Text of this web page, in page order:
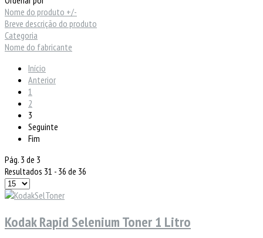
Nome do produto +/-
Breve descrição do produto
Categoria
Nome do fabricante
Início
Anterior
1
2
3
Seguinte
Fim
Pág. 3 de 3
Resultados 31 - 36 de 36
Kodak Rapid Selenium Toner 1 Litro